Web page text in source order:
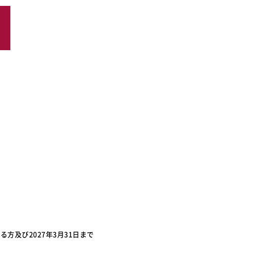
方及び2027年3月31日まで